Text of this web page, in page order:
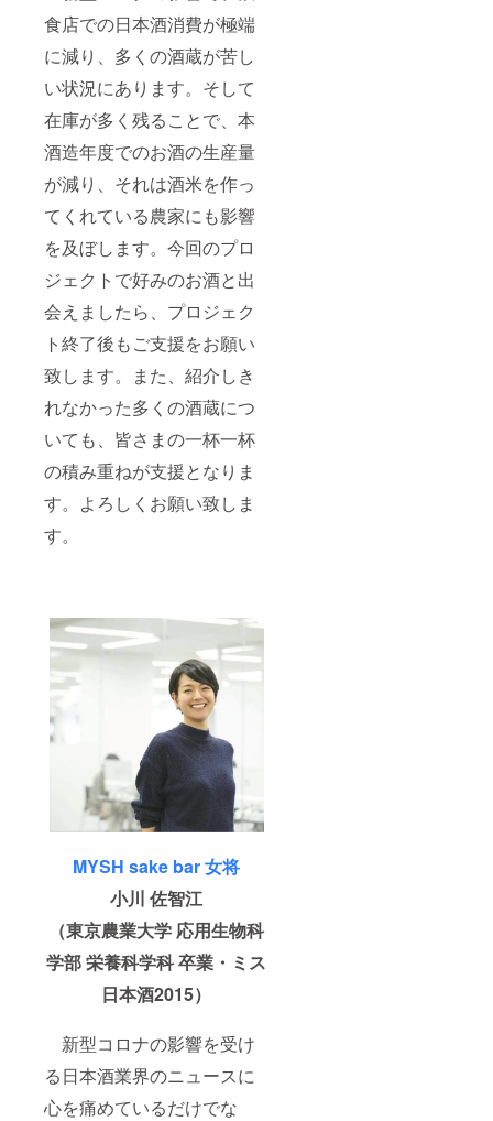
食店での日本酒消費が極端
に減り、多くの酒蔵が苦し
い状況にあります。そして
在庫が多く残ることで、本
酒造年度でのお酒の生産量
が減り、それは酒米を作っ
てくれている農家にも影響
を及ぼします。今回のプロ
ジェクトで好みのお酒と出
会えましたら、プロジェク
ト終了後もご支援をお願い
致します。また、紹介しき
れなかった多くの酒蔵につ
いても、皆さまの一杯一杯
の積み重ねが支援となりま
す。よろしくお願い致しま
す。
MYSH sake bar 女将
小川 佐智江
（東京農業大学 応用生物科
学部 栄養科学科 卒業・ ミス
日本酒2015）
新型コロナの影響を受け
る日本酒業界のニュースに
心を痛めているだけでな